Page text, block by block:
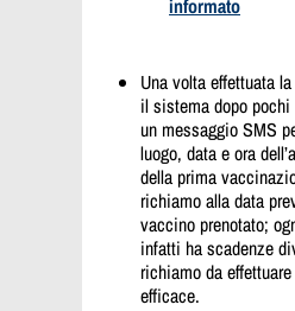
informato
Una volta effettuata
il sistema dopo
un messaggio SMS
luogo, data e ora
della prima
richiamo alla data
vaccino prenotato;
infatti ha scadenze
richiamo da
efficace.